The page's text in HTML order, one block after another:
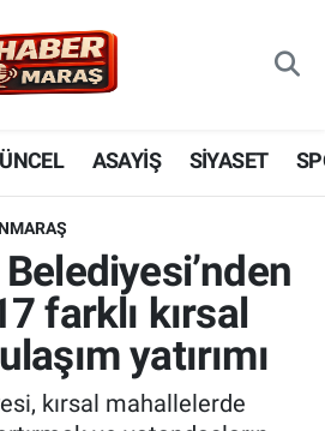
ASAYİŞ SİYASET
farklı kırsal
yatırımı
kırsal mahallelerde
ve Fikstür